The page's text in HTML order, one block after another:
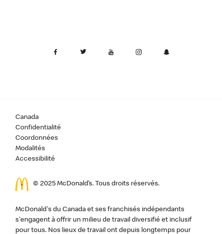
Canada
Confidentialité
Coordonnées
Modalités
Accessibilité
© 2025 McDonald’s. Tous droits réservés.
McDonald's du Canada et ses franchisés indépendants
s'engagent à offrir un milieu de travail diversifié et inclusif
pour tous. Nos lieux de travail ont depuis longtemps pour